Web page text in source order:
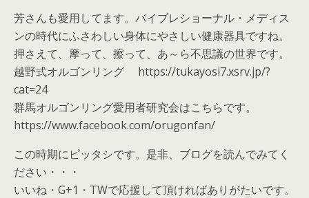
芳さんも愛用してます。バイブレショーナル・メディス
ンの時代にふさわしい身体にやさしい健康器具ですね。
押さえて、摩って、擦って、あ～ら不思議の世界です。
越野式オルゴンリング https://tukayosi7.xsrv.jp/?
cat=24
群馬オルゴンリング愛用者研究会はこちらです。
https://www.facebook.com/orugonfan/
この時期にピッタシです。是非、ブログを読んでみてく
ださい・・・
いいね・G+1・TWで応援して頂ければありがたいです。